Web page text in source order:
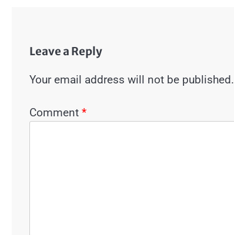
Leave a Reply
Your email address will not be published.
Comment *